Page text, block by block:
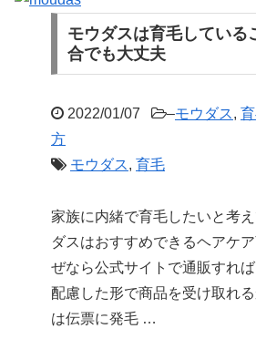
モウダスは育毛している
合でも大丈夫
2022/01/07 –モウダス,
方
モウダス, 育毛
家族に内緒で育毛したいと考
ダスはおすすめできるヘアケ
ぜなら公式サイトで通販すれ
配慮した形で商品を受け取れ
は伝票に発毛 …